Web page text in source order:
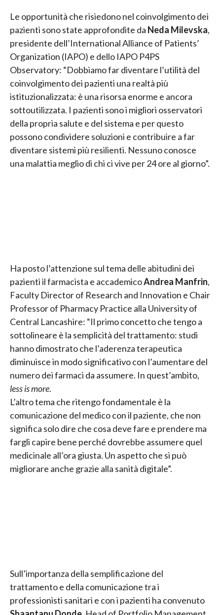
Le opportunità che risiedono nel coinvolgimento dei
pazienti sono state approfondite da Neda Milevska,
presidente dell’International Alliance of Patients’
Organization (IAPO) e dello IAPO P4PS
Observatory: “Dobbiamo far diventare l’utilità del
coinvolgimento dei pazienti una realtà più
istituzionalizzata: è una risorsa enorme e ancora
sottoutilizzata. I pazienti sono i migliori osservatori
della propria salute e del sistema e per questo
possono condividere soluzioni e contribuire a far
diventare sistemi più resilienti. Nessuno conosce
una malattia meglio di chi ci vive per 24 ore al giorno”.
Ha posto l’attenzione sul tema delle abitudini dei
pazienti il farmacista e accademicoAndrea Manfrin,
Faculty Director of Research and Innovation e Chair
Professor of Pharmacy Practice alla University of
Central Lancashire: “Il primo concetto che tengo a
sottolineare è la semplicità del trattamento: studi
hanno dimostrato che l’aderenza terapeutica
diminuisce in modo significativo con l’aumentare del
numero dei farmaci da assumere. In quest’ambito,
less is more.
L’altro tema che ritengo fondamentale è la
comunicazione del medico con il paziente, che non
significa solo dire che cosa deve fare e prendere ma
fargli capire bene perché dovrebbe assumere quel
medicinale all’ora giusta. Un aspetto che si può
migliorare anche grazie alla sanità digitale”.
Sull’importanza della semplificazione del
trattamento e della comunicazione tra i
professionisti sanitari e con i pazienti ha convenuto